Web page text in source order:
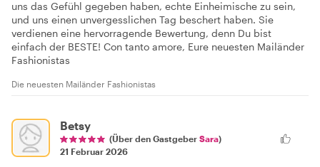
uns das Gefühl gegeben haben, echte Einheimische zu sein,
und uns einen unvergesslichen Tag beschert haben. Sie
verdienen eine hervorragende Bewertung, denn Du bist
einfach der BESTE! Con tanto amore, Eure neuesten Mailänder
Fashionistas
Die neuesten Mailänder Fashionistas
Betsy
(Über den Gastgeber Sara)
21 Februar 2026